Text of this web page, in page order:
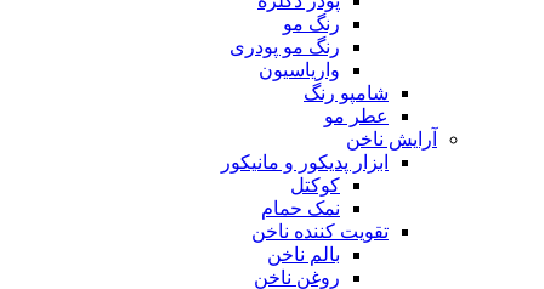
رنگ مو
رنگ مو پودری
واریاسیون
شامپو رنگ
عطر مو
آرایش ناخن
ابزار پدیکور و مانیکور
کوکتل
نمک حمام
تقویت کننده ناخن
بالم ناخن
روغن ناخن